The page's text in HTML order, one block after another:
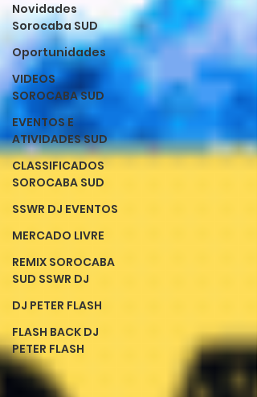
Novidades
Sorocaba SUD
Oportunidades
VIDEOS
SOROCABA SUD
EVENTOS E
ATIVIDADES SUD
CLASSIFICADOS
SOROCABA SUD
SSWR DJ EVENTOS
MERCADO LIVRE
REMIX SOROCABA
SUD SSWR DJ
DJ PETER FLASH
FLASH BACK DJ
PETER FLASH